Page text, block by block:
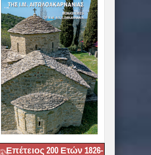
Επέτειος 200 Ετών 1826-